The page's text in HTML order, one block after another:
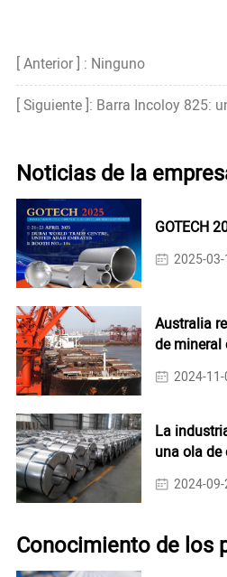
[ Anterior ] : Ninguno
Noticias de la
GOTECH
2025-
Australia
de mineral
interanual
2024-
La
una ola
2024-
Conocimiento de los